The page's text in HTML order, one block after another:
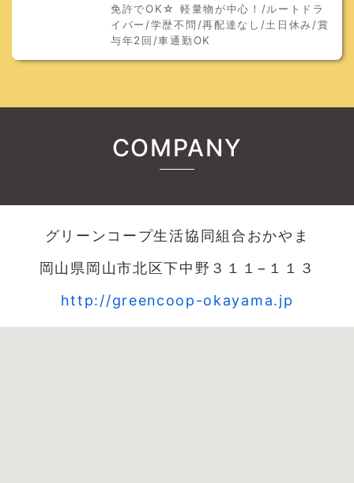
免許でOK☆ 軽量物が中心！/ルートドラ
イバー/学歴不問/再配達なし/土日休み/賞
与年2回/車通勤OK
COMPANY
グリーンコープ生活協同組合おかやま
岡山県岡山市北区下中野３１１−１１３
http://greencoop-okayama.jp